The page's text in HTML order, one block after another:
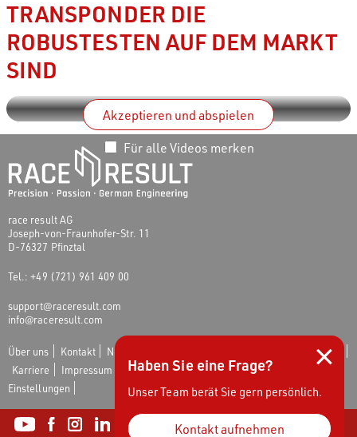
TRANSPONDER DIE
ROBUSTESTEN AUF DEM MARKT
SINDUm dieses Video anzusehen, müssen Sie die
Akzeptieren und abspielen
Für alle Videos merken
race result AG
Joseph-von-Fraunhofer-Str. 11
D-76327 Pfinztal
Tel.: +49 (721) 961 409 00
support@raceresult.com
info@raceresult.com
Über uns Kontakt News
Schutz von Hinweisgebern
Karriere
Impressum AGB Widerrufsrecht Datenschutz
Cookie-
Einstellungen
×
Haben Sie eine Frage?
Unser Team berät Sie gern persönlich.
Kontakt aufnehmen